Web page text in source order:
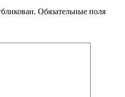
Обязательные поля